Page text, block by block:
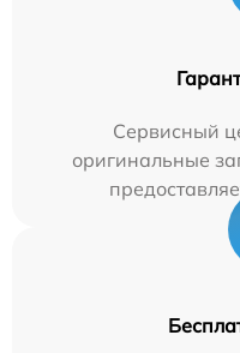
Сервисный
оригинальные